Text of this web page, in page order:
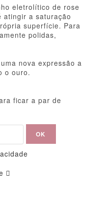
eletrolítico de rose
atingir a saturação
superfície. Para
polidas,
nova expressão a
o ouro.
ficar a par de